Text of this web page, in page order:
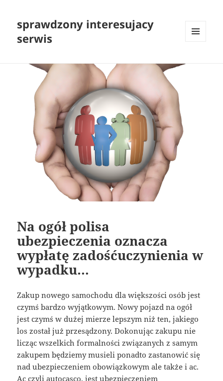
sprawdzony interesujacy
serwis
WIDGETY
Na ogół polisa
ubezpieczenia oznacza
wypłatę zadośćuczynienia w
wypadku…
Zakup nowego samochodu dla większości osób jest
czymś bardzo wyjątkowym. Nowy pojazd na ogół
jest czymś w dużej mierze lepszym niż ten, jakiego
los został już przesądzony. Dokonując zakupu nie
licząc wszelkich formalności związanych z samym
zakupem będziemy musieli ponadto zastanowić się
nad ubezpieczeniem obowiązkowym ale także i ac.
Ac czyli autocasco, jest ubezpieczeniem